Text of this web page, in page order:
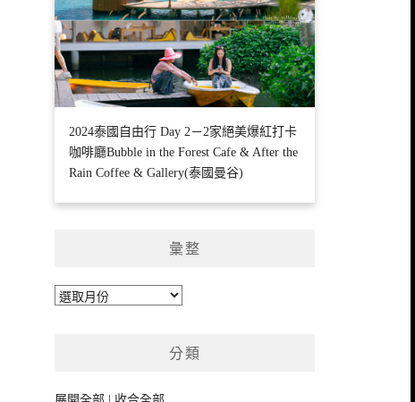
2024泰國自由行 Day 2－2家絕美爆紅打卡
咖啡廳Bubble in the Forest Cafe & After the
Rain Coffee & Gallery(泰國曼谷)
彙整
彙
分類